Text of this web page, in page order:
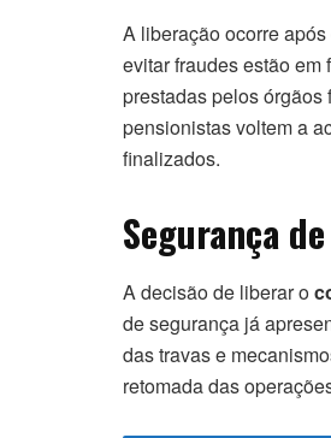
A liberação ocorre
evitar fraudes estão
prestadas pelos
pensionistas voltem a
finalizados.
Segurança
A decisão de liberar o
de segurança já
das travas e
retomada das